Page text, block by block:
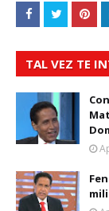
TAL VEZ TE